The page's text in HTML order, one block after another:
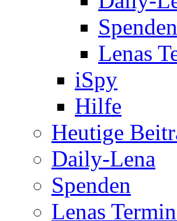
Spenden
Lenas
iSpy
Hilfe
Heutige
Daily-Lena
Spenden
Lenas